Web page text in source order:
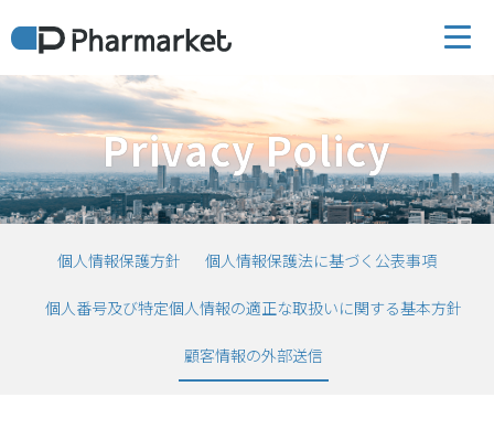
Privacy Policy
個人情報保護方針 個人情報保護法に基づく公表事項
個人番号及び特定個人情報の適正な取扱いに関する基本方針
顧客情報の外部送信